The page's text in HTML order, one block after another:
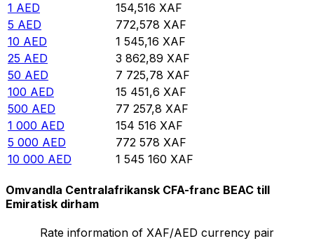
1 AED 154,516 XAF
5 AED 772,578 XAF
10 AED 1 545,16 XAF
25 AED 3 862,89 XAF
50 AED 7 725,78 XAF
100 AED 15 451,6 XAF
500 AED 77 257,8 XAF
1 000 AED 154 516 XAF
5 000 AED 772 578 XAF
10 000 AED 1 545 160 XAF
Omvandla Centralafrikansk CFA-franc BEAC till
Emiratisk dirham
Rate information of XAF/AED currency pair